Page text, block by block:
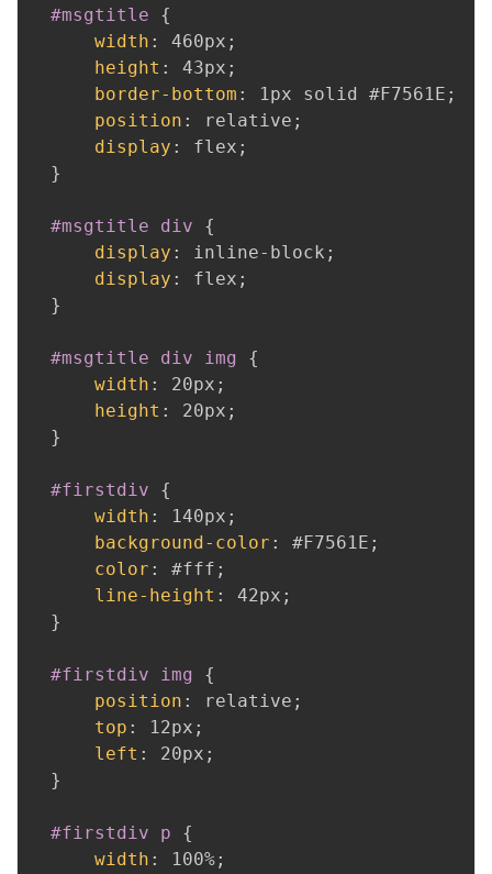
#msgtitle
{
width : 460px ;
height : 43px ;
border-bottom : 1px solid #F7561E ;
position : relative ;
display : flex ;
}
#msgtitle div
{
display : inline-block ;
display : flex ;
}
#msgtitle div img
{
width : 20px ;
height : 20px ;
}
#firstdiv
{
width : 140px ;
background-color : #F7561E ;
color : #fff ;
line-height : 42px ;
}
#firstdiv img
{
position : relative ;
top : 12px ;
left : 20px ;
}
#firstdiv p
{
width : 100%;